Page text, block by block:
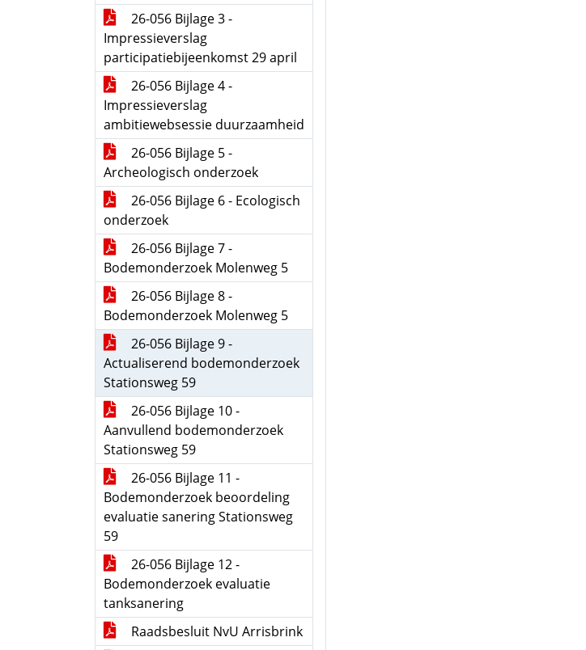
26-056 Bijlage 3 -
Impressieverslag
participatiebijeenkomst 29 april
26-056 Bijlage 4 -
Impressieverslag
ambitiewebsessie duurzaamheid
26-056 Bijlage 5 -
Archeologisch onderzoek
26-056 Bijlage 6 - Ecologisch
onderzoek
26-056 Bijlage 7 -
Bodemonderzoek Molenweg 5
26-056 Bijlage 8 -
Bodemonderzoek Molenweg 5
26-056 Bijlage 9 -
Actualiserend bodemonderzoek
Stationsweg 59
26-056 Bijlage 10 -
Aanvullend bodemonderzoek
Stationsweg 59
26-056 Bijlage 11 -
Bodemonderzoek beoordeling
evaluatie sanering Stationsweg
59
26-056 Bijlage 12 -
Bodemonderzoek evaluatie
tanksanering
Raadsbesluit NvU Arrisbrink